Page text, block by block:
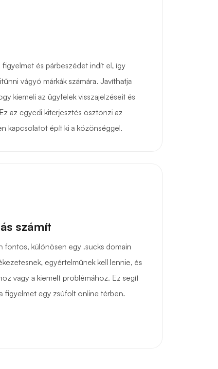
és párbeszédet indít el, így
vágyó márkák számára. Javíthatja
kiemeli az ügyfelek visszajelzéseit és
az egyedi kiterjesztés ösztönzi az
kapcsolatot épít ki a közönséggel.
számít
fontos, különösen egy .sucks domain
egyértelműnek kell lennie, és
vagy a kiemelt problémához. Ez segít
figyelmet egy zsúfolt online térben.